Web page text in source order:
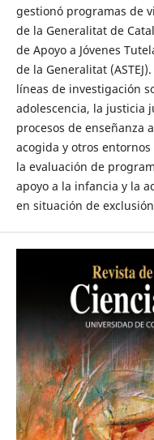
gestionó programas de
de la Generalitat de
de Apoyo a Jóvenes
de la Generalitat
líneas de investigación
adolescencia, la justicia
procesos de enseñanza
acogida y otros
la evaluación de
apoyo a la infancia y la
en situación de